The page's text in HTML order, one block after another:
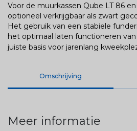
Voor de muurkassen Qube LT 86
optioneel verkrijgbaar als zwart
Het gebruik van een stabiele
het optimaal laten functioneren
juiste basis voor jarenlang
Omschrijving
Meer informatie